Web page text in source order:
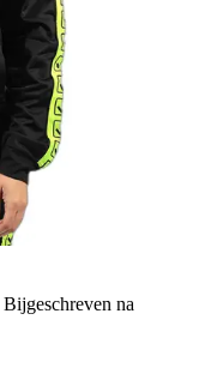
Bijgeschreven na